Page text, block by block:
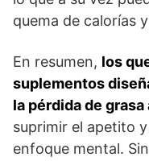
quema de calorías
En resumen, los
suplementos
la pérdida de
suprimir el apetito
enfoque mental.